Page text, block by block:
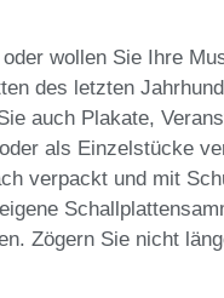
wollen Sie Ihre
des letzten
auch Plakate,
als Einzelstücke
verpackt und mit
Zögern Sie nicht